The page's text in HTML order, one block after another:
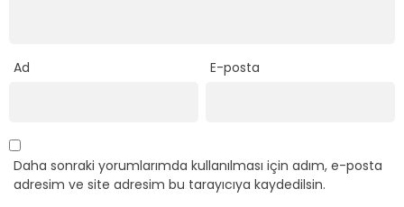
Ad E-posta
Daha sonraki yorumlarımda kullanılması için adım, e-posta
adresim ve site adresim bu tarayıcıya kaydedilsin.